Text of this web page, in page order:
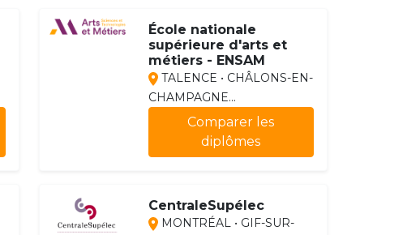
École nationale
supérieure d'arts et
métiers - ENSAM
TALENCE • CHÂLONS-EN-
CHAMPAGNE...
Comparer les
diplômes
CentraleSupélec
MONTRÉAL • GIF-SUR-